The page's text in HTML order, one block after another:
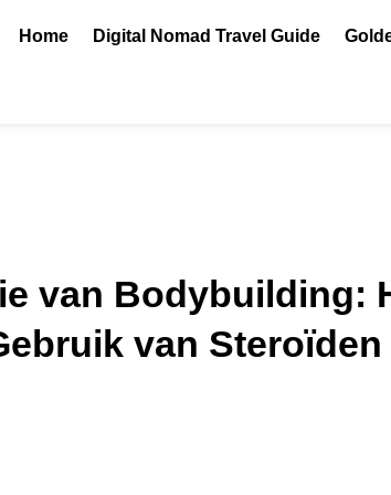
Home Digital Nomad Travel Guide
van Bodybuilding:
van